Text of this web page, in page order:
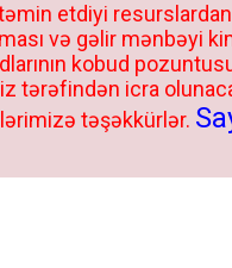
etdiyi
və gəlir
kobud
tərəfindən icra
təşəkkürlər.